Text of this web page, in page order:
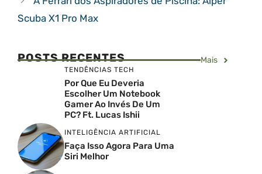
Scuba X1 Pro Max
POSTS RECENTES Mais
TENDÊNCIAS TECH
Por Que Eu Deveria
Escolher Um Notebook
Gamer Ao Invés De Um
PC? Ft. Lucas Ishii
INTELIGÊNCIA ARTIFICIAL
Faça Isso Agora Para Uma
Siri Melhor